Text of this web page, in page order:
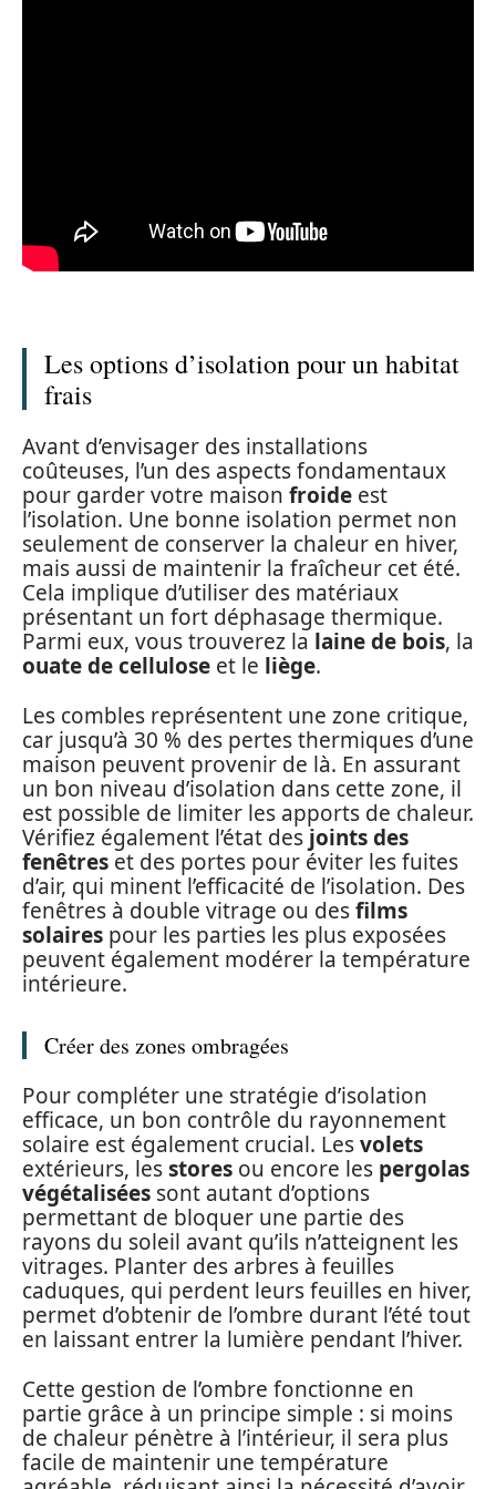
Les options d’isolation pour un habitat
frais
Avant d’envisager des installations
coûteuses, l’un des aspects fondamentaux
pour garder votre maison froide est
l’isolation. Une bonne isolation permet non
seulement de conserver la chaleur en hiver,
mais aussi de maintenir la fraîcheur cet été.
Cela implique d’utiliser des matériaux
présentant un fort déphasage thermique.
Parmi eux, vous trouverez la laine de bois, la
ouate de cellulose et le liège.
Les combles représentent une zone critique,
car jusqu’à 30 % des pertes thermiques d’une
maison peuvent provenir de là. En assurant
un bon niveau d’isolation dans cette zone, il
est possible de limiter les apports de chaleur.
Vérifiez également l’état des joints des
fenêtres et des portes pour éviter les fuites
d’air, qui minent l’efficacité de l’isolation. Des
fenêtres à double vitrage ou desfilms
solaires pour les parties les plus exposées
peuvent également modérer la température
intérieure.
Créer des zones ombragées
Pour compléter une stratégie d’isolation
efficace, un bon contrôle du rayonnement
solaire est également crucial. Lesvolets
extérieurs, lesstores ou encore les pergolas
végétalisées sont autant d’options
permettant de bloquer une partie des
rayons du soleil avant qu’ils n’atteignent les
vitrages. Planter des arbres à feuilles
caduques, qui perdent leurs feuilles en hiver,
permet d’obtenir de l’ombre durant l’été tout
en laissant entrer la lumière pendant l’hiver.
Cette gestion de l’ombre fonctionne en
partie grâce à un principe simple : si moins
de chaleur pénètre à l’intérieur, il sera plus
facile de maintenir une température